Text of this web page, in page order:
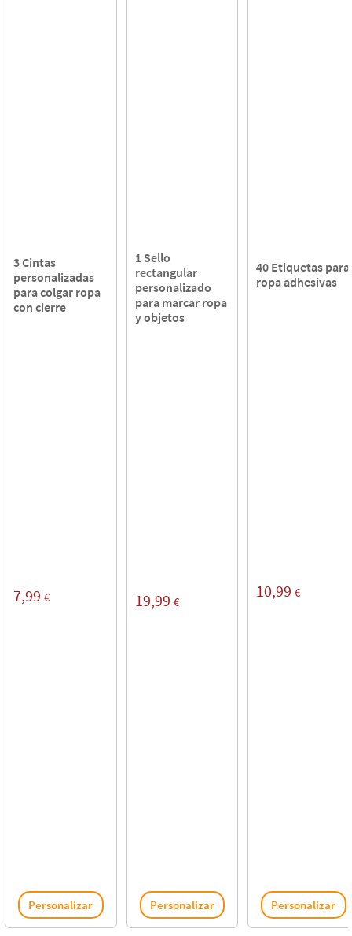
3 Cintas
personalizadas
para colgar ropa
con cierre
7,99 €
Personalizar
1 Sello
rectangular
personalizado
para marcar ropa
y objetos
19,99 €
Personalizar
40 Etiquetas para
ropa adhesivas
10,99 €
Personalizar